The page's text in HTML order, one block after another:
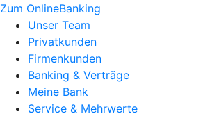
Zum OnlineBanking
Unser Team
Privatkunden
Firmenkunden
Banking & Verträge
Meine Bank
Service & Mehrwerte